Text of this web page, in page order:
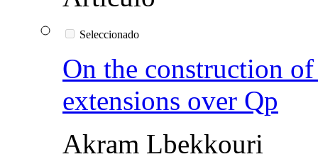
Seleccionado
On the construction
extensions over Qp
Akram Lbekkouri